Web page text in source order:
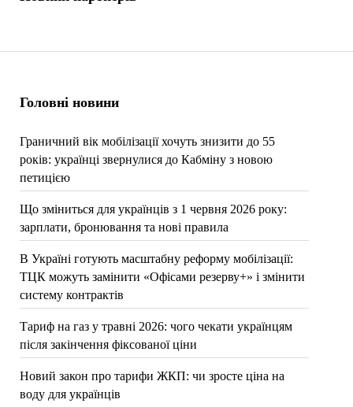
Головні новини
Граничний вік мобілізації хочуть знизити до 55
років: українці звернулися до Кабміну з новою
петицією
Що зміниться для українців з 1 червня 2026 року:
зарплати, бронювання та нові правила
В Україні готують масштабну реформу мобілізації:
ТЦК можуть замінити «Офісами резерву+» і змінити
систему контрактів
Тариф на газ у травні 2026: чого чекати українцям
після закінчення фіксованої ціни
Новий закон про тарифи ЖКП: чи зросте ціна на
воду для українців